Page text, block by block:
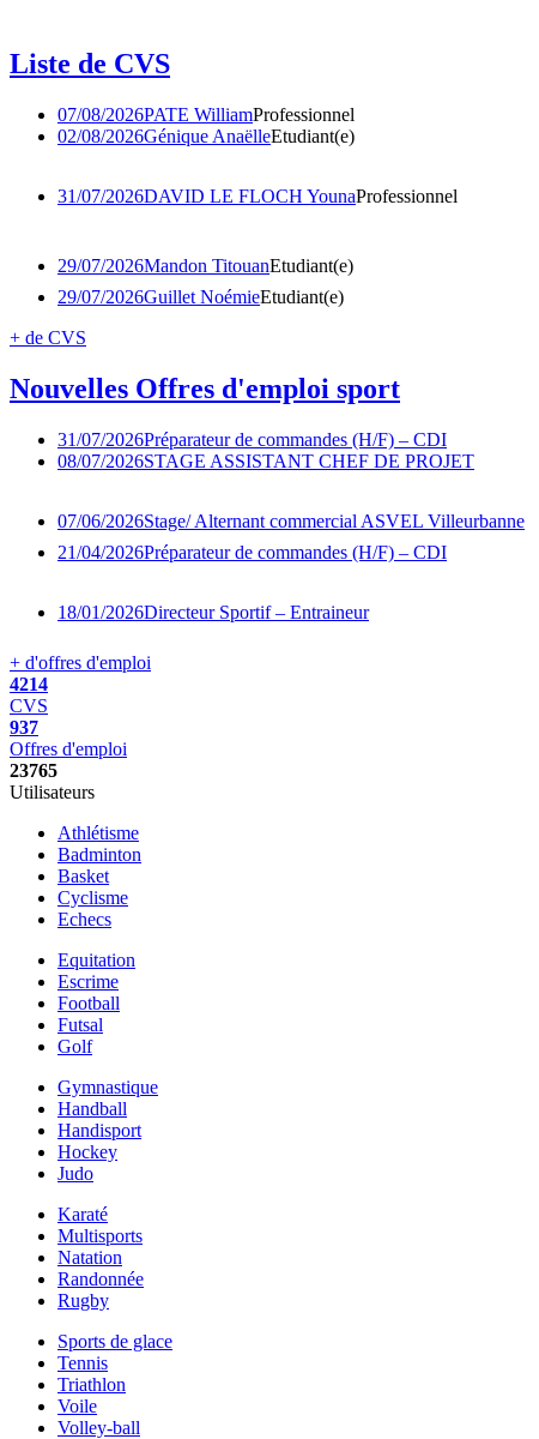
Liste de CVS
07/08/2026PATE WilliamProfessionnel
02/08/2026Génique AnaëlleEtudiant(e)
31/07/2026DAVID LE FLOCH YounaProfessionnel
29/07/2026Mandon TitouanEtudiant(e)
29/07/2026Guillet NoémieEtudiant(e)
+ de CVS
Nouvelles Offres d'emploi sport
31/07/2026Préparateur de commandes (H/F) – CDI
08/07/2026STAGE ASSISTANT CHEF DE PROJET
07/06/2026Stage/ Alternant commercial ASVEL Villeurbanne
21/04/2026Préparateur de commandes (H/F) – CDI
18/01/2026Directeur Sportif – Entraineur
+ d'offres d'emploi
4214
CVS
937
Offres d'emploi
23765
Utilisateurs
Athlétisme
Badminton
Basket
Cyclisme
Echecs
Equitation
Escrime
Football
Futsal
Golf
Gymnastique
Handball
Handisport
Hockey
Judo
Karaté
Multisports
Natation
Randonnée
Rugby
Sports de glace
Tennis
Triathlon
Voile
Volley-ball